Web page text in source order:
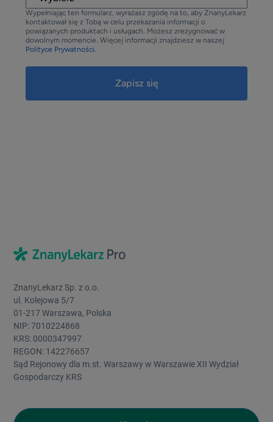
Wypełniając ten formularz, wyrażasz zgodę na to, aby ZnanyLekarz
kontaktował się z Tobą w celu przekazania informacji o
powiązanych produktach i usługach. Możesz zrezygnować w
dowolnym momencie. Więcej informacji znajdziesz w naszej
Polityce Prywatności.
ZnanyLekarz Sp. z o.o.
ul. Kolejowa 5/7
01-217 Warszawa, Polska
NIP: 7010224868
KRS: 0000347997
REGON: 142276657
Sąd Rejonowy dla m.st. Warszawy w Warszawie XII Wydział
Gospodarczy KRS